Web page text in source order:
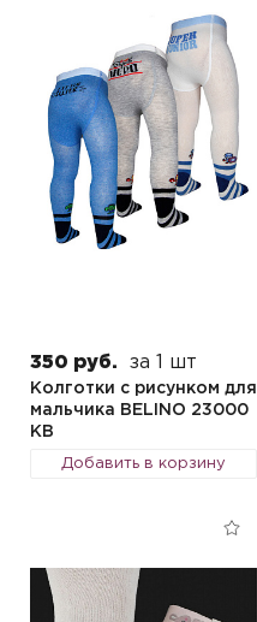
350 руб. за 1 шт
Колготки с рисунком для
мальчика BELINO 23000
KB
Добавить в корзину